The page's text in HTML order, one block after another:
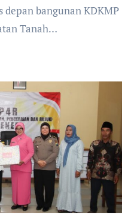
depan bangunan KDKMP
Tanah…